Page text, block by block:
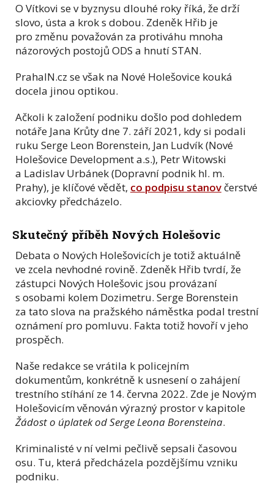
O Vítkovi se v byznysu dlouhé roky říká, že drží
slovo, ústa a krok s dobou. Zdeněk Hřib je
pro změnu považován za protiváhu mnoha
názorových postojů ODS a hnutí STAN.
PrahaIN.cz se však na Nové Holešovice kouká
docela jinou optikou.
Ačkoli k založení podniku došlo pod dohledem
notáře Jana Krůty dne 7. září 2021, kdy si podali
ruku Serge Leon Borenstein, Jan Ludvík (Nové
Holešovice Development a.s.), Petr Witowski
a Ladislav Urbánek (Dopravní podnik hl. m.
Prahy), je klíčové vědět, co podpisu stanov čerstvé
akciovky předcházelo.
Skutečný příběh Nových Holešovic
Debata o Nových Holešovicích je totiž aktuálně
ve zcela nevhodné rovině. Zdeněk Hřib tvrdí, že
zástupci Nových Holešovic jsou provázaní
s osobami kolem Dozimetru. Serge Borenstein
za tato slova na pražského náměstka podal trestní
oznámení pro pomluvu. Fakta totiž hovoří v jeho
prospěch.
Naše redakce se vrátila k policejním
dokumentům, konkrétně k usnesení o zahájení
trestního stíhání ze 14. června 2022. Zde je Novým
Holešovicím věnován výrazný prostor v kapitole
Žádost o úplatek od Serge Leona Borensteina.
Kriminalisté v ní velmi pečlivě sepsali časovou
osu. Tu, která předcházela pozdějšímu vzniku
podniku.